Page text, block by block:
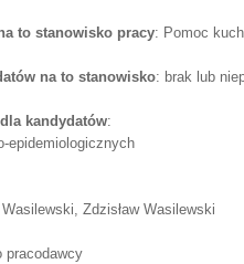
to stanowisko pracy: Pomoc
na to stanowisko: brak lub
kandydatów:
epidemiologicznych
Zdzisław Wasilewski
pracodawcy